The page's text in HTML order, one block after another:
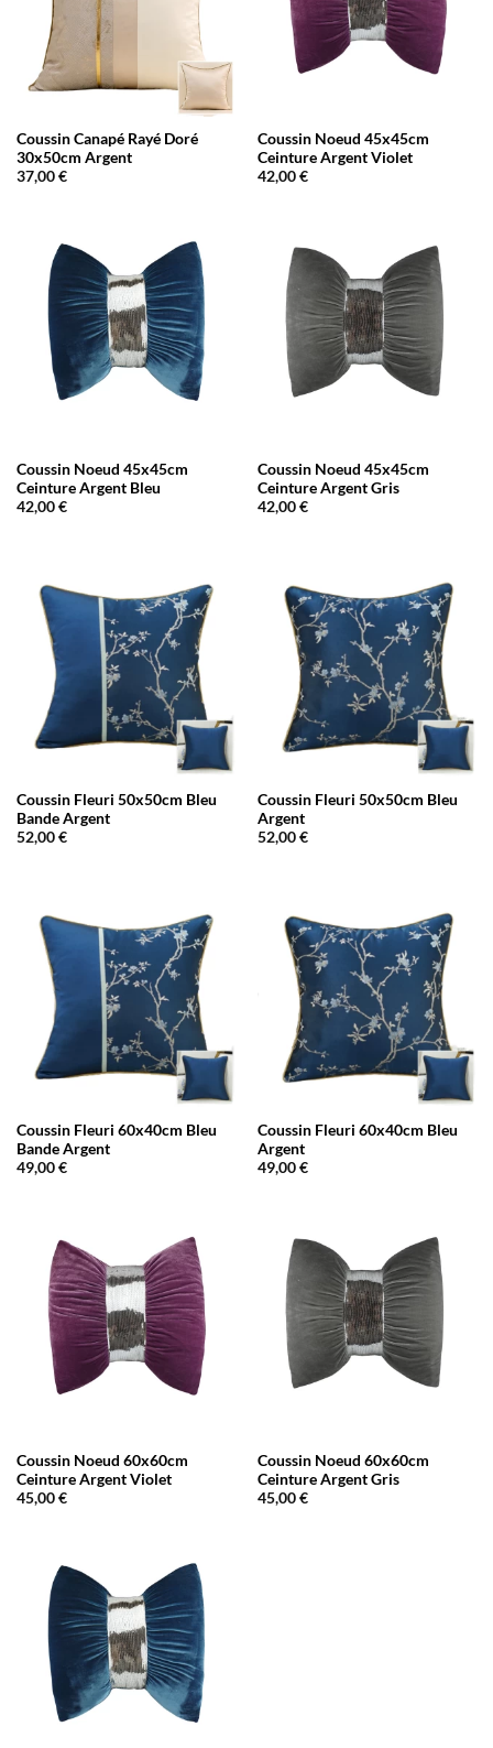
Coussin Canapé Rayé Doré
30x50cm Argent
37,00€
Coussin Noeud 45x45cm
Ceinture Argent Violet
42,00€
Coussin Noeud 45x45cm
Ceinture Argent Bleu
42,00€
Coussin Noeud 45x45cm
Ceinture Argent Gris
42,00€
Coussin Fleuri 50x50cm Bleu
Bande Argent
52,00€
Coussin Fleuri 50x50cm Bleu
Argent
52,00€
Coussin Fleuri 60x40cm Bleu
Bande Argent
49,00€
Coussin Fleuri 60x40cm Bleu
Argent
49,00€
Coussin Noeud 60x60cm
Ceinture Argent Violet
45,00€
Coussin Noeud 60x60cm
Ceinture Argent Gris
45,00€